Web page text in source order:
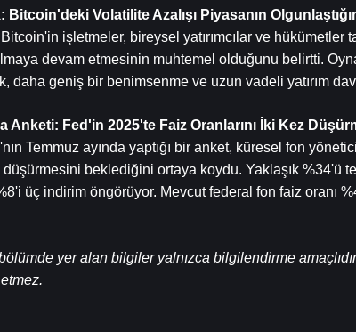
Bitcoin'deki Volatilite Azalışı Piyasanın
işletmeler, bireysel yatırımcılar ve
devam etmesinin muhtemel olduğunu belirtti.
daha geniş bir benimsenme ve uzun vadeli yatırım
Anketi: Fed'in 2025'te Faiz Oranlarını İki Kez
Temmuz ayında yaptığı bir anket, küresel fon
düşürmesini beklediğini ortaya koydu. Yaklaşık
üç indirim öngörüyor. Mevcut federal fon faiz oranı
yer alan bilgiler yalnızca bilgilendirme